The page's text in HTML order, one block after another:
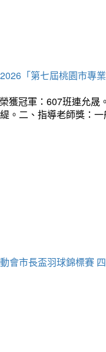
「第七屆桃園市專
獲冠軍：607班連允
。二、指導老師獎：
會市長盃羽球錦標賽